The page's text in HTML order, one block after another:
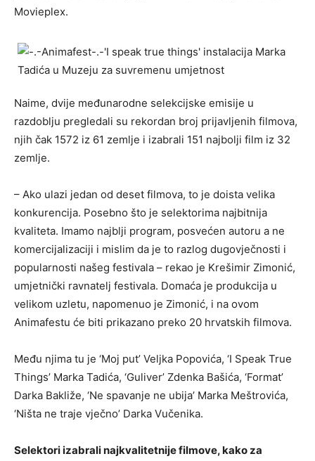
Movieplex.
Naime, dvije međunarodne selekcijske emisije u
razdoblju pregledali su rekordan broj prijavljenih filmova,
njih čak 1572 iz 61 zemlje i izabrali 151 najbolji film iz 32
zemlje.
– Ako ulazi jedan od deset filmova, to je doista velika
konkurencija. Posebno što je selektorima najbitnija
kvaliteta. Imamo najblji program, posvećen autoru a ne
komercijalizaciji i mislim da je to razlog dugovječnosti i
popularnosti našeg festivala – rekao je Krešimir Zimonić,
umjetnički ravnatelj festivala. Domaća je produkcija u
velikom uzletu, napomenuo je Zimonić, i na ovom
Animafestu će biti prikazano preko 20 hrvatskih filmova.
Među njima tu je ‘Moj put’ Veljka Popovića, ‘I Speak True
Things’ Marka Tadića, ‘Guliver’ Zdenka Bašića, ‘Format’
Darka Bakliže, ‘Ne spavanje ne ubija’ Marka Meštrovića,
‘Ništa ne traje vječno’ Darka Vučenika.
Selektori izabrali najkvalitetnije filmove, kako za